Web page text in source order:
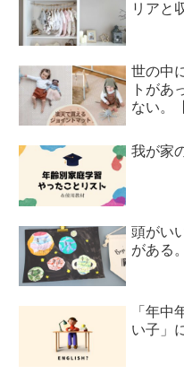
リアと
世の中
トがあ
ない。
我が家
頭がい
がある。
「年中
い子」